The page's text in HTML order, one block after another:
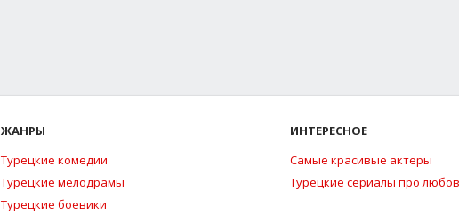
ЖАНРЫ
Турецкие комедии
Турецкие мелодрамы
Турецкие боевики
ИНТЕРЕСНОЕ
Самые красивые актеры
Турецкие сериалы про